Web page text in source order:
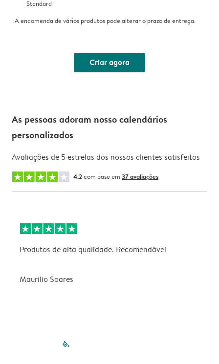
Standard
A encomenda de vários produtos pode alterar o prazo de entrega.
Criar agora
As pessoas adoram nosso calendários
personalizados
Avaliações de 5 estrelas dos nossos clientes satisfeitos
4.2com base em 37 avaliações
Produtos de alta qualidade. Recomendável
Maurilio Soares
filled-pagination